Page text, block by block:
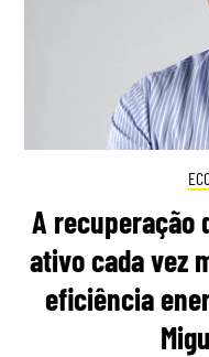
A recuperação
ativo cada vez
eficiência